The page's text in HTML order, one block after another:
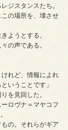
ジスタンスたち。
の場所を、壊させ
ようとする。
の声である。
けれど、情報によれ
いうことです」
を見回した。
ロヴナ＝マヤコフ
の。それらがギア